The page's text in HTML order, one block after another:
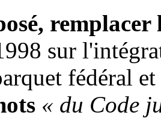
remplacer
sur
fédéral
« du Code